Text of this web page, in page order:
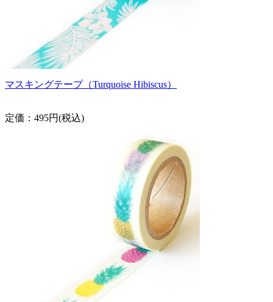
マスキングテープ（Turquoise Hibiscus）
定価：495円(税込)